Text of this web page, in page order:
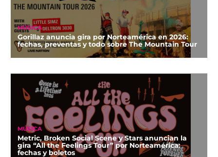
MÚSICA
Gorillaz anuncia gira por Norteamérica en 2026:
fechas, preventas y todo sobre The Mountain Tour
MÚSICA
Metric, Broken Social Scene y Stars anuncian la
gira “All the Feelings Tour” por Norteamérica:
fechas y boletos